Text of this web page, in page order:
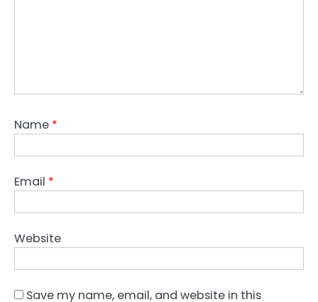
Name *
Email *
Website
Save my name, email, and website in this